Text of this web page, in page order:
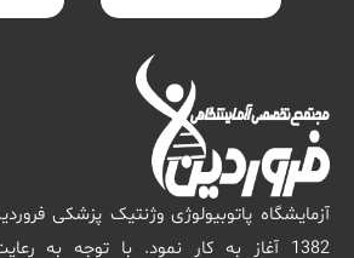
آزمایشگاه پاتوبیولوژی وژنتیک پزشکی
1382 آغاز به کار نمود. با توجه به